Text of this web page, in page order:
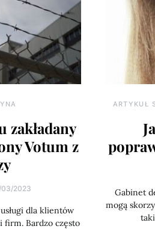
Votum z
03/2023
dla klientów
firm. Bardzo często
ARTYKUŁ
Gabinet
mogą